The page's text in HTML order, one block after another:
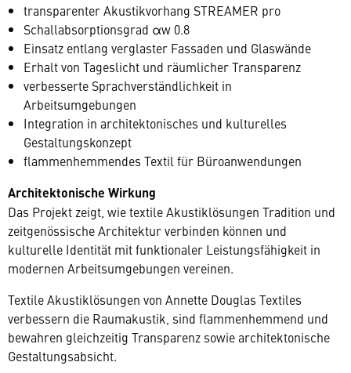
transparenter Akustikvorhang STREAMER pro
Schallabsorptionsgrad αw 0.8
Einsatz entlang verglaster Fassaden und Glaswände
Erhalt von Tageslicht und räumlicher Transparenz
verbesserte Sprachverständlichkeit in
Arbeitsumgebungen
Integration in architektonisches und kulturelles
Gestaltungskonzept
flammenhemmendes Textil für Büroanwendungen
Architektonische Wirkung
Das Projekt zeigt, wie textile Akustiklösungen Tradition und
zeitgenössische Architektur verbinden können und
kulturelle Identität mit funktionaler Leistungsfähigkeit in
modernen Arbeitsumgebungen vereinen.
Textile Akustiklösungen von Annette Douglas Textiles
verbessern die Raumakustik, sind flammenhemmend und
bewahren gleichzeitig Transparenz sowie architektonische
Gestaltungsabsicht.